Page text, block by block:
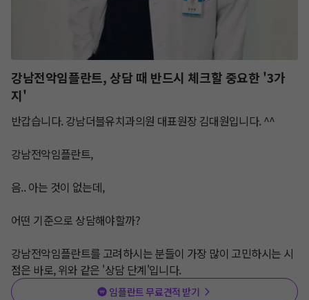
강남전악임플란트, 상담 때 반드시 체크할 중요한 '3가
지'
반갑습니다. 강남더블유치과의원 대표원장 김대원입니다. ^^
강남전악임플란트,
음.. 아는 것이 없는데,
어떤 기준으로 상담해야할까?
강남전악임플란트를 고려하시는 분들이 가장 많이 고민하시는 시
점은 바로, 위와 같은 '상담 단계'입니다.
임플란트 무료견적 받기